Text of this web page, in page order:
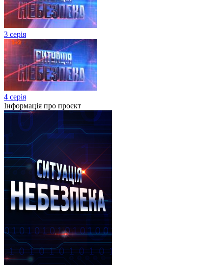
3 серія
4 серія
Інформація про проєкт